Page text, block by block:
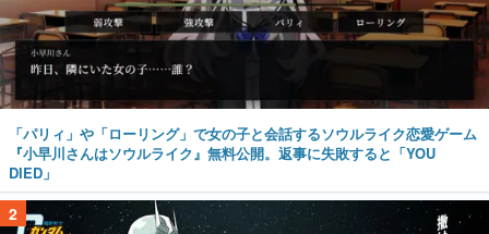
「パリィ」や「ローリング」で女の子と会話するソウルライク恋愛ゲーム
『小早川さんはソウルライク』無料公開。返事に失敗すると「YOU
DIED」
2